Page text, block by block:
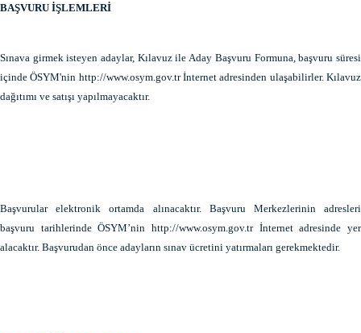
BAŞVURU İŞLEMLERİ
Sınava girmek isteyen adaylar, Kılavuz ile Aday Başvuru Formuna, başvuru süresi
içinde ÖSYM'nin http://www.osym.gov.tr İnternet adresinden ulaşabilirler. Kılavuz
dağıtımı ve satışı yapılmayacaktır.
Başvurular elektronik ortamda alınacaktır. Başvuru Merkezlerinin adresleri
başvuru tarihlerinde ÖSYM’nin http://www.osym.gov.tr İnternet adresinde yer
alacaktır. Başvurudan önce adayların sınav ücretini yatırmaları gerekmektedir.